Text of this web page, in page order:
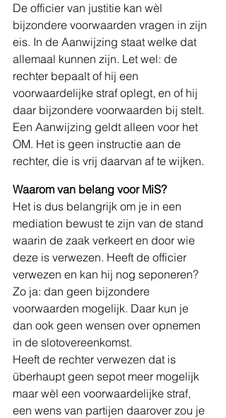
De officier van justitie kan wèl
bijzondere voorwaarden vragen in zijn
eis. In de Aanwijzing staat welke dat
allemaal kunnen zijn. Let wel: de
rechter bepaalt of hij een
voorwaardelijke straf oplegt, en of hij
daar bijzondere voorwaarden bij stelt.
Een Aanwijzing geldt alleen voor het
OM. Het is geen instructie aan de
rechter, die is vrij daarvan af te wijken.
Waarom van belang voor MiS?
Het is dus belangrijk om je in een
mediation bewust te zijn van de stand
waarin de zaak verkeert en door wie
deze is verwezen. Heeft de officier
verwezen en kan hij nog seponeren?
Zo ja: dan geen bijzondere
voorwaarden mogelijk. Daar kun je
dan ook geen wensen over opnemen
in de slotovereenkomst.
Heeft de rechter verwezen dat is
überhaupt geen sepot meer mogelijk
maar wèl een voorwaardelijke straf,
een wens van partijen daarover zou je